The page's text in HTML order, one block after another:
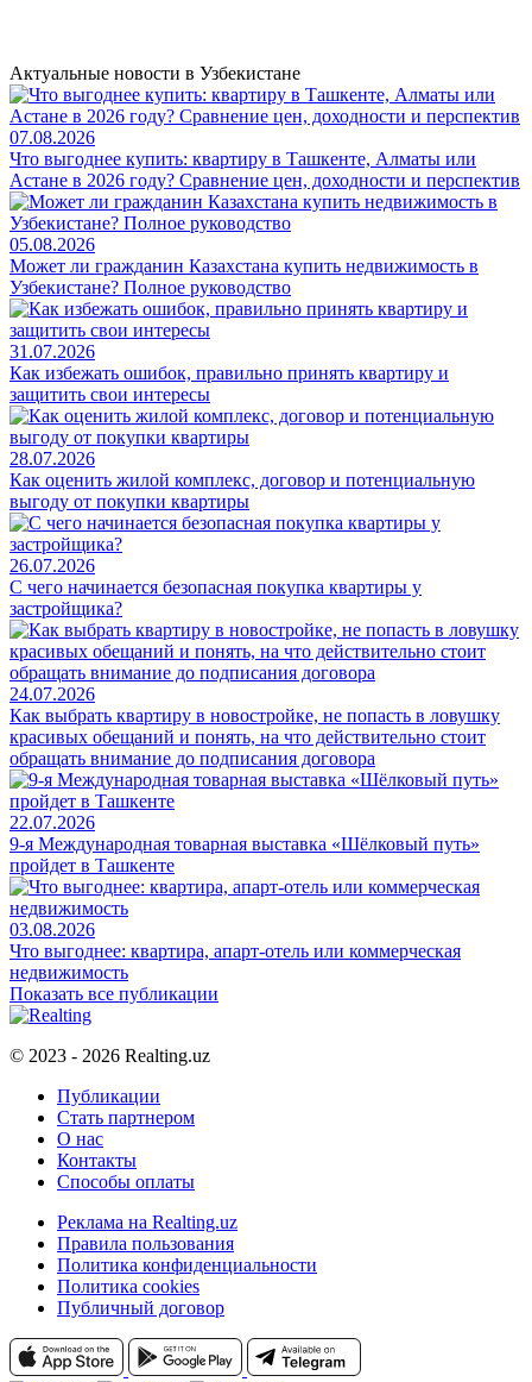
Актуальные новости в Узбекистане
07.08.2026
Что выгоднее купить: квартиру в Ташкенте, Алматы или
Астане в 2026 году? Сравнение цен, доходности и перспектив
05.08.2026
Может ли гражданин Казахстана купить недвижимость в
Узбекистане? Полное руководство
31.07.2026
Как избежать ошибок, правильно принять квартиру и
защитить свои интересы
28.07.2026
Как оценить жилой комплекс, договор и потенциальную
выгоду от покупки квартиры
26.07.2026
С чего начинается безопасная покупка квартиры у
застройщика?
24.07.2026
Как выбрать квартиру в новостройке, не попасть в ловушку
красивых обещаний и понять, на что действительно стоит
обращать внимание до подписания договора
22.07.2026
9-я Международная товарная выставка «Шёлковый путь»
пройдет в Ташкенте
03.08.2026
Что выгоднее: квартира, апарт-отель или коммерческая
недвижимость
Показать все публикации
© 2023 - 2026 Realting.uz
Публикации
Стать партнером
О нас
Контакты
Способы оплаты
Реклама на Realting.uz
Правила пользования
Политика конфиденциальности
Политика cookies
Публичный договор